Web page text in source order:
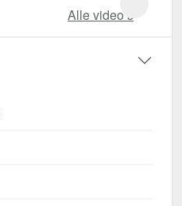
Alle video‘s